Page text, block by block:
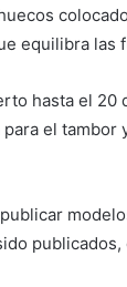
equilibra las
hasta el
el